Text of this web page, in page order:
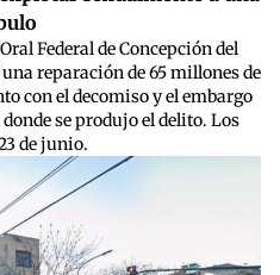
Federal de Concepción del
reparación de 65 millones de
con el decomiso y el embargo
se produjo el delito. Los
de junio.